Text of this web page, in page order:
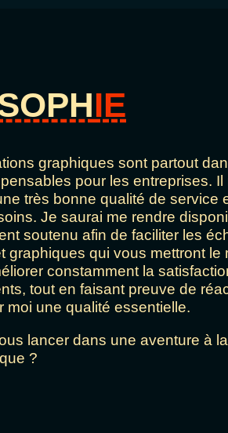
IE
graphiques sont partout
pour les entreprises. Il
très bonne qualité de service
Je saurai me rendre
soutenu afin de faciliter les
graphiques qui vous mettront le
constamment la
tout en faisant preuve de
moi une qualité essentielle.
lancer dans une aventure à
?